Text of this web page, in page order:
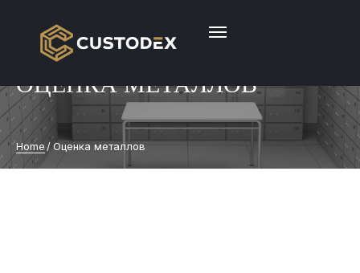
ОЦЕНКА МЕТАЛЛОВ
Home/Оценка металлов